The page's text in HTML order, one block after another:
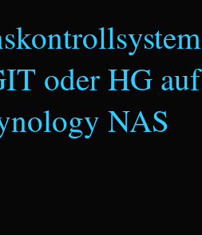
oder HG auf
NAS